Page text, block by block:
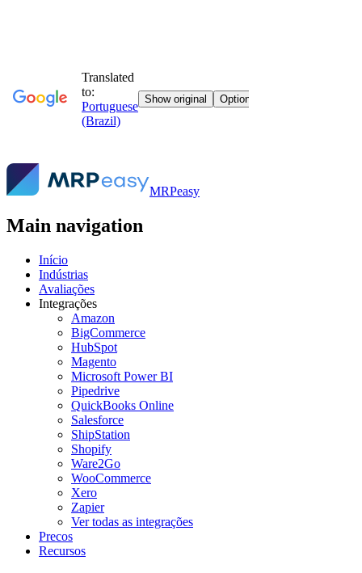
MRPeasy
Main navigation
Início
Indústrias
Avaliações
Integrações
Amazon
BigCommerce
HubSpot
Magento
Microsoft Power BI
Pipedrive
QuickBooks Online
Salesforce
ShipStation
Shopify
Ware2Go
WooCommerce
Xero
Zapier
Ver todas as integrações
Precos
Recursos